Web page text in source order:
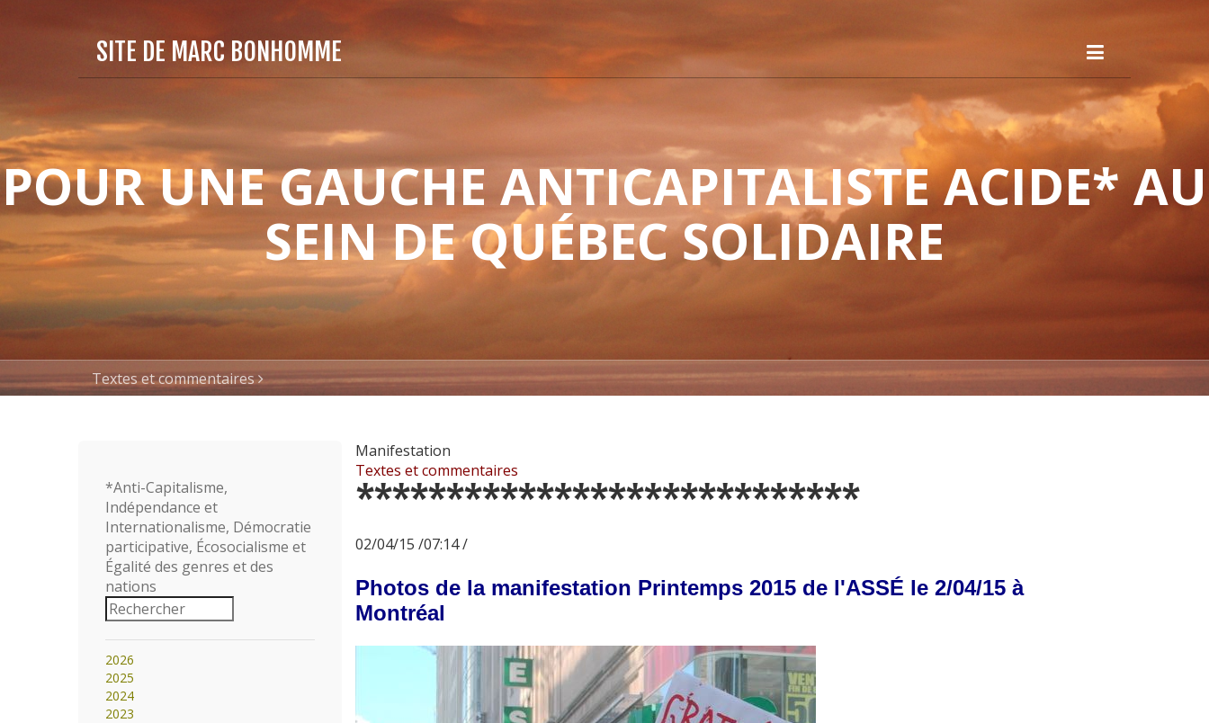
SITE DE MARC BONHOMME
POUR UNE GAUCHE ANTICAPITALISTE ACIDE* AU
SEIN DE QUÉBEC SOLIDAIRE
Textes et commentaires
Manifestation
Textes et commentaires
****************************
02/04/15 /07:14 /
Photos de la manifestation Printemps 2015 de l'ASSÉ le 2/04/15 à
Montréal
*Anti-Capitalisme,
Indépendance et
Internationalisme, Démocratie
participative, Écosocialisme et
Égalité des genres et des
nations
2026
2025
2024
2023